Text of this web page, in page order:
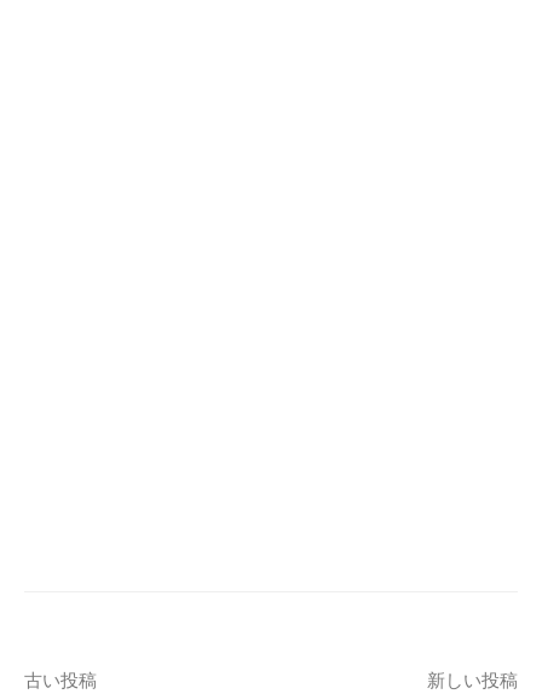
古い投稿
新しい投稿